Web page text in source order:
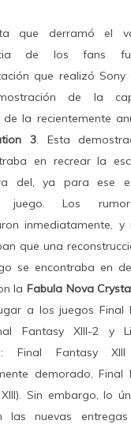
que derramó el
de los fans
que realizó Sony
de la
la recientemente
3. Esta
en recrear la
del, ya para ese
juego. Los
inmediatamente, y
que una
se encontraba en
la Fabula Nova
a los juegos Final
Fantasy XIII-2 y
Final Fantasy
demorado, Final
Sin embargo, lo
las nuevas